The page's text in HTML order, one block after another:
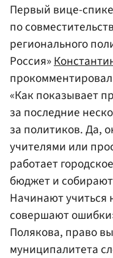
Первый вице-
по
регионального
Россия»
прокомментировал
«Как показывает
за последние
за политиков. Да,
учителями или
работает
бюджет и
Начинают
совершают
Полякова, право
муниципалитета